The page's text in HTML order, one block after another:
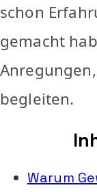
schon
gemacht
begleiten.
Warum